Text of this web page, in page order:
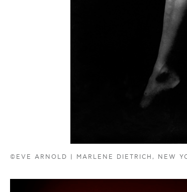
©EVE ARNOLD | MARLENE DIETRICH, NEW